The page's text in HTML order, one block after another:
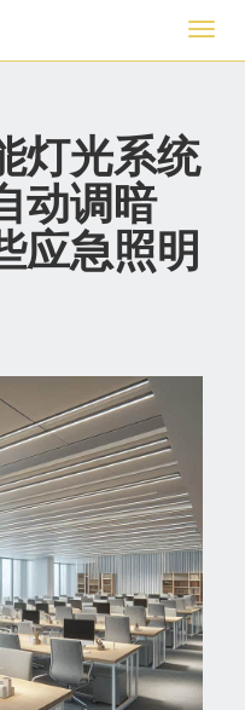
切
灯光系统
动调暗
应急照明